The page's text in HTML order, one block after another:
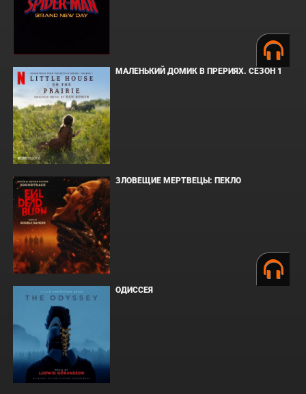
МАЛЕНЬКИЙ ДОМИК В ПРЕРИЯХ. СЕЗОН 1
ЗЛОВЕЩИЕ МЕРТВЕЦЫ: ПЕКЛО
ОДИССЕЯ